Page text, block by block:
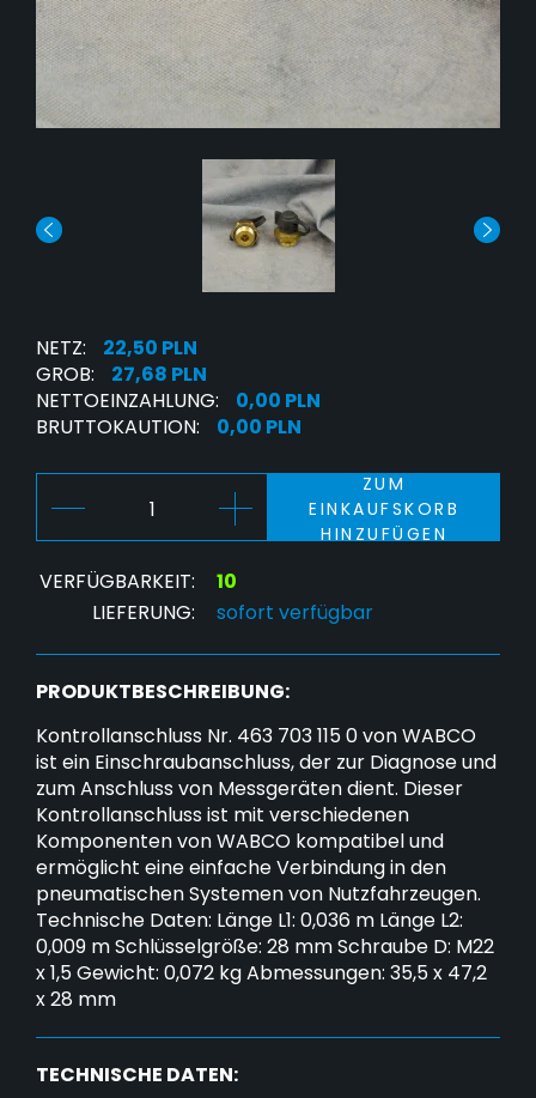
NETZ:
22,50 PLN
GROB:
27,68 PLN
NETTOEINZAHLUNG:
0,00 PLN
BRUTTOKAUTION:
0,00 PLN
ZUM
EINKAUFSKORB
HINZUFÜGEN
VERFÜGBARKEIT:
10
LIEFERUNG:
sofort verfügbar
PRODUKTBESCHREIBUNG:
Kontrollanschluss Nr. 463 703 115 0 von WABCO
ist ein Einschraubanschluss, der zur Diagnose und
zum Anschluss von Messgeräten dient. Dieser
Kontrollanschluss ist mit verschiedenen
Komponenten von WABCO kompatibel und
ermöglicht eine einfache Verbindung in den
pneumatischen Systemen von Nutzfahrzeugen.
Technische Daten: Länge L1: 0,036 m Länge L2:
0,009 m Schlüsselgröße: 28 mm Schraube D: M22
x 1,5 Gewicht: 0,072 kg Abmessungen: 35,5 x 47,2
x 28 mm
TECHNISCHE DATEN: